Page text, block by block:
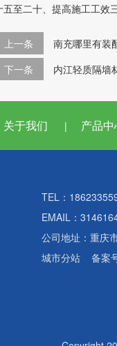
五至二十、提高施工工效
上一条
南充哪里有装
下一条
内江轻质隔墙
关于我们 | 产品
TEL：
EMAIL：
公司地址：重庆
城市分站 备案